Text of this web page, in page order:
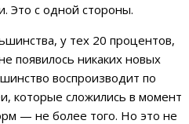
Это с одной стороны.
у тех 20 процентов,
появилось никаких новых
воспроизводит по
которые сложились в момент
— не более того. Но это не